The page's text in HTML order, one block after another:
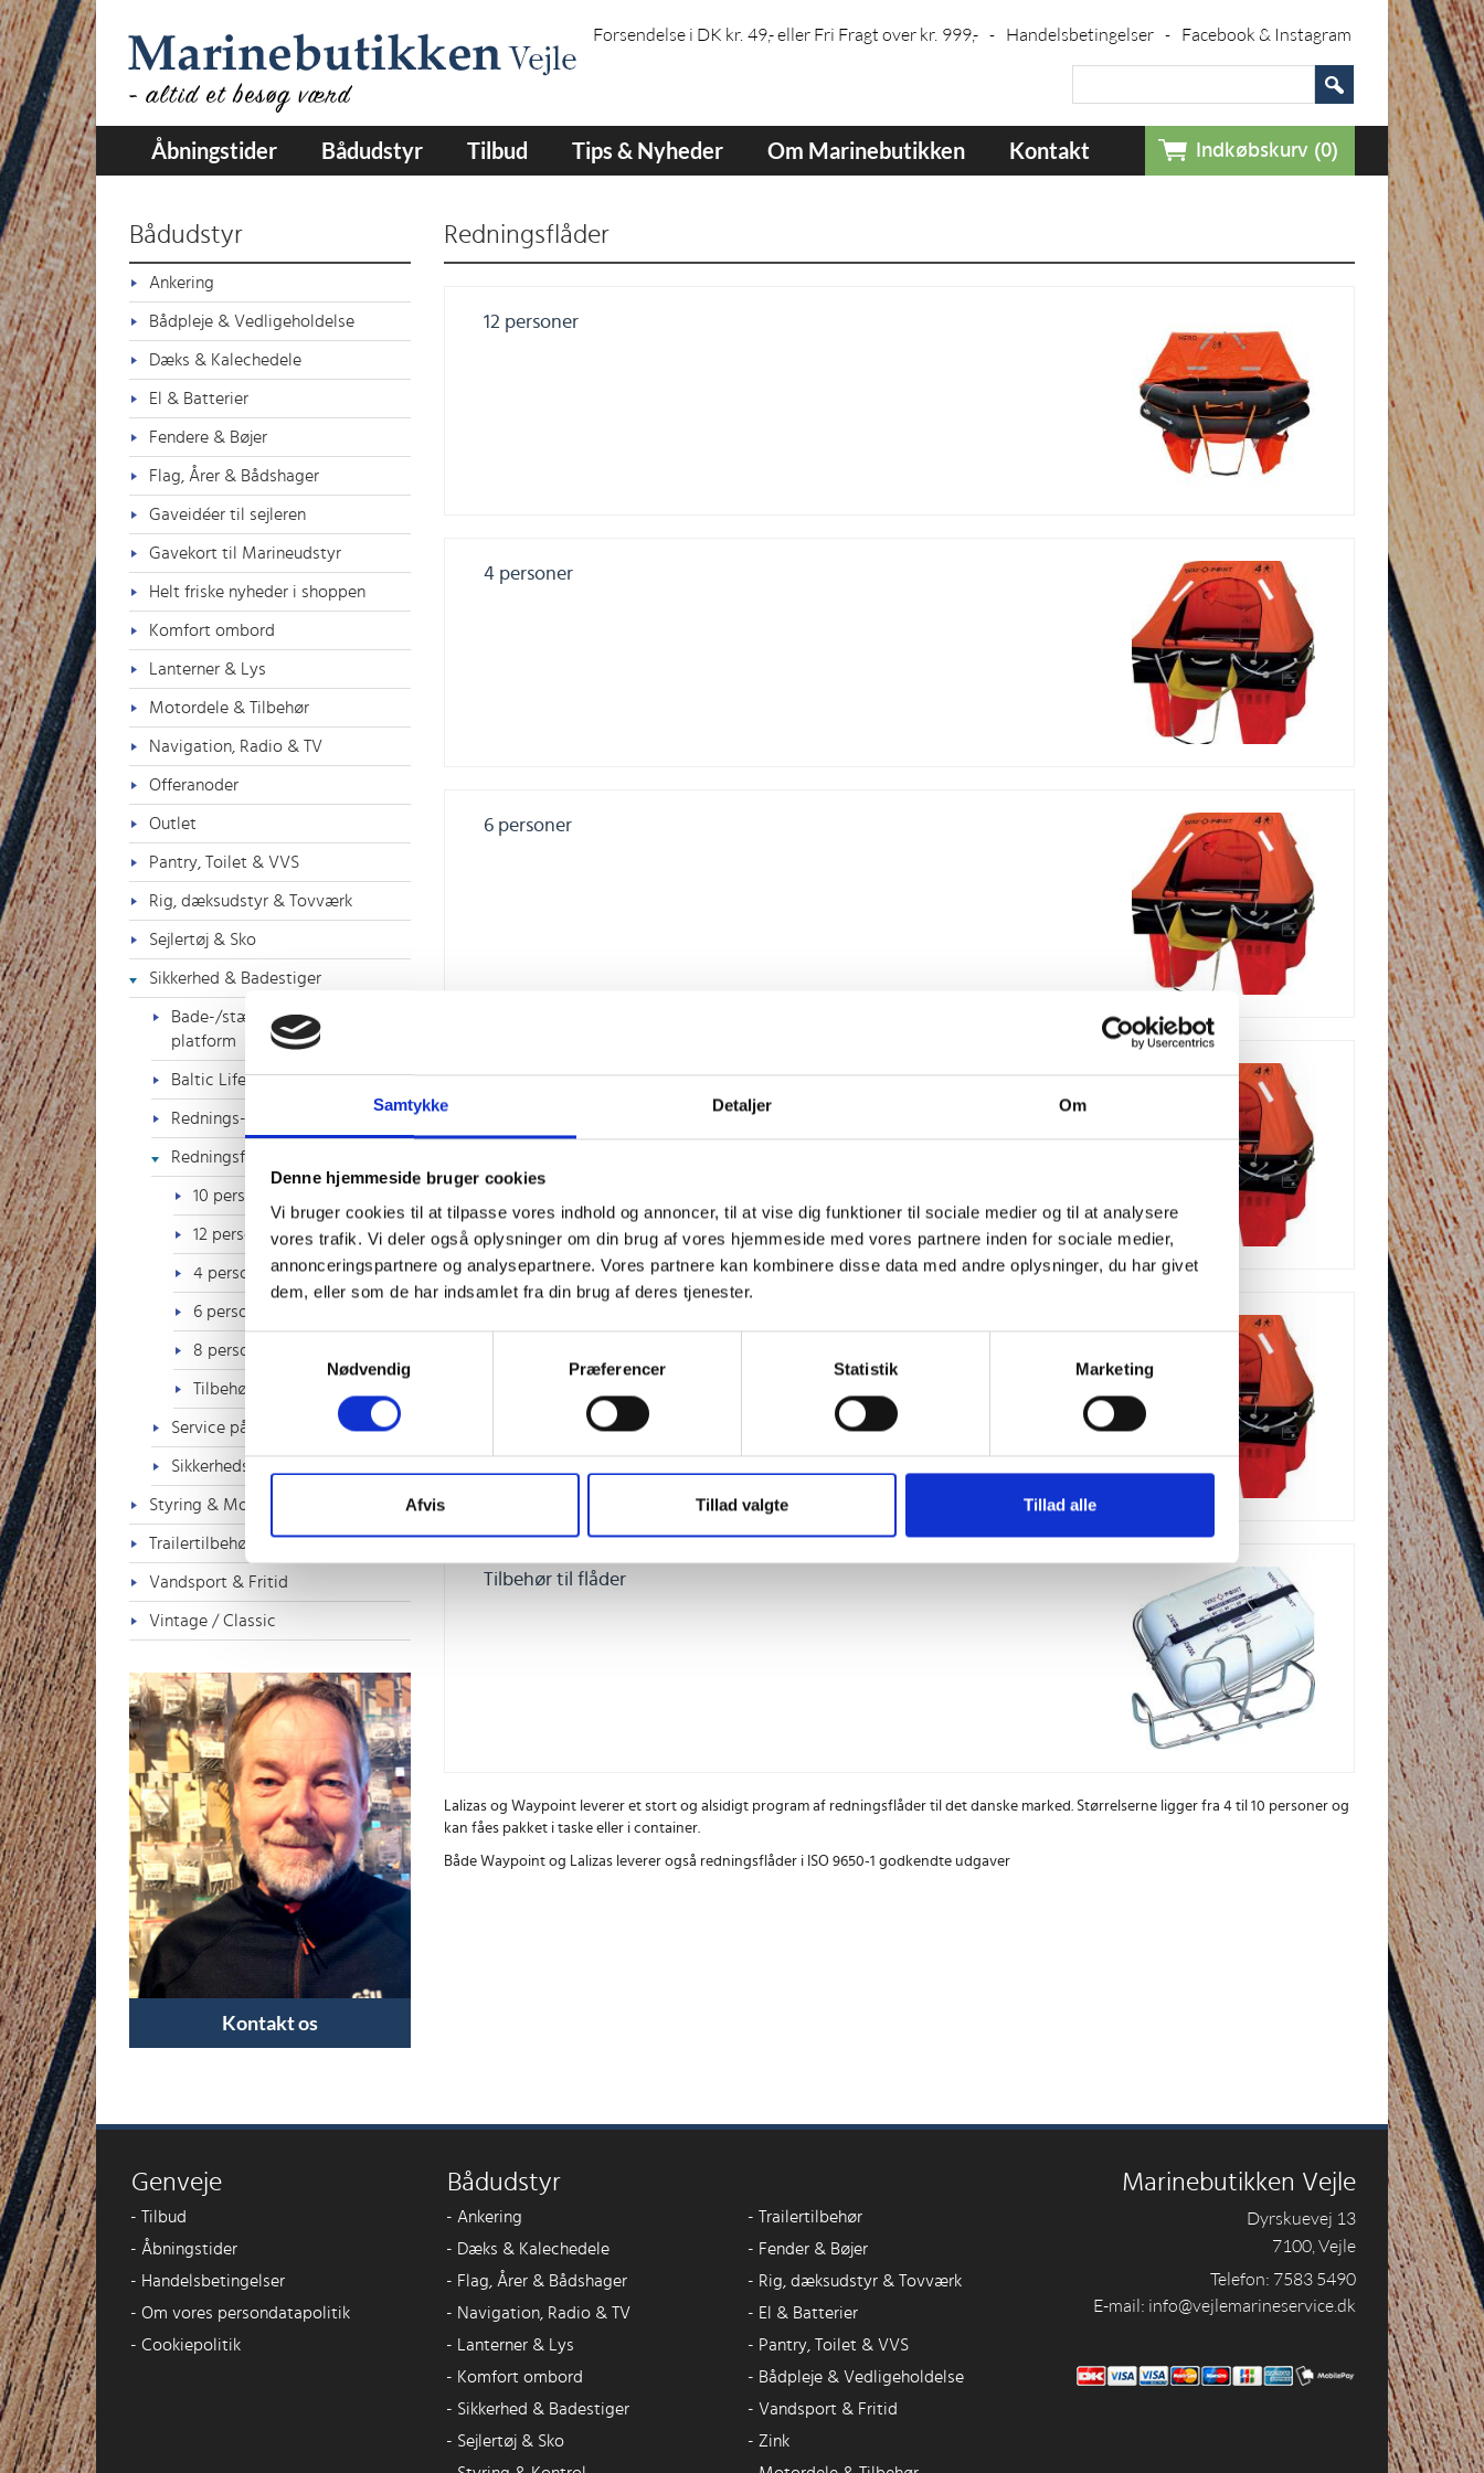
Samtykke Detaljer Om
Denne hjemmeside bruger cookies
Vi bruger cookies til at tilpasse vores indhold og annoncer, til at vise dig funktioner til sociale medier og til at analysere
vores trafik. Vi deler også oplysninger om din brug af vores hjemmeside med vores partnere inden for sociale medier,
annonceringspartnere og analysepartnere. Vores partnere kan kombinere disse data med andre oplysninger, du har givet
dem, eller som de har indsamlet fra din brug af deres tjenester.
Samtykkevalg
Nødvendig
Præferencer Statistik Marketing
Afvis Tillad valgte Tillad alle
Forsendelse i DK kr. 49,- eller Fri Fragt over kr. 999,- - Handelsbetingelser - Facebook & Instagram
Åbningstider Bådudstyr Tilbud Tips & Nyheder Om Marinebutikken Kontakt Indkøbskurv (0)
Bådudstyr
Ankering
Bådpleje & Vedligeholdelse
Dæks & Kalechedele
El & Batterier
Fendere & Bøjer
Flag, Årer & Bådshager
Gaveidéer til sejleren
Gavekort til Marineudstyr
Helt friske nyheder i shoppen
Komfort ombord
Lanterner & Lys
Motordele & Tilbehør
Navigation, Radio & TV
Offeranoder
Outlet
Pantry, Toilet & VVS
Rig, dæksudstyr & Tovværk
Sejlertøj & Sko
Sikkerhed & Badestiger
Bade-/stævnstiger &
platform
Baltic Lifejackets Sweden
Rednings-/svømmeveste
Redningsflåder
10 personer
12 personer
4 personer
6 personer
8 personer
Tilbehør til flåder
Service på oppustelige veste
Sikkerhedsudstyr
Styring & Motorkontrol
Trailertilbehør
Vandsport & Fritid
Vintage / Classic
Kontakt os
Redningsflåder
12 personer
4 personer
6 personer
8 personer
10 personer
Tilbehør til flåder
Lalizas og Waypoint leverer et stort og alsidigt program af redningsflåder til det danske marked. Størrelserne ligger fra 4 til 10 personer og
kan fåes pakket i taske eller i container.
Både Waypoint og Lalizas leverer også redningsflåder i ISO 9650-1 godkendte udgaver
Genveje
- Tilbud
- Åbningstider
- Handelsbetingelser
- Om vores persondatapolitik
- Cookiepolitik
Bådudstyr
- Ankering - Trailertilbehør
- Dæks & Kalechedele - Fender & Bøjer
- Flag, Årer & Bådshager - Rig, dæksudstyr & Tovværk
- Navigation, Radio & TV - El & Batterier
-
Lanterner & Lys - Pantry, Toilet & VVS
- Komfort ombord - Bådpleje & Vedligeholdelse
- Sikkerhed & Badestiger - Vandsport & Fritid
- Sejlertøj & Sko - Zink
Marinebutikken Vejle
Dyrskuevej 13
7100, Vejle
Telefon: 7583 5490
E-mail: info@vejlemarineservice.dk